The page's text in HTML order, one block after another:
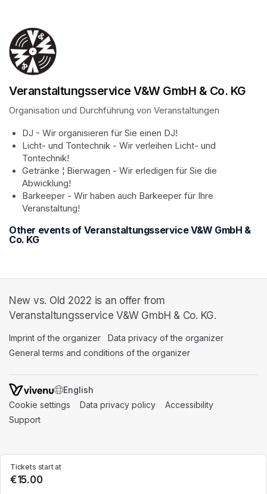
Tickets start at
€15.00
Veranstaltungsservice V&W GmbH & Co. KG
Organisation und Durchführung von Veranstaltungen
DJ - Wir organisieren für Sie einen DJ!
Licht- und Tontechnik - Wir verleihen Licht- und
Tontechnik!
Getränke ¦ Bierwagen - Wir erledigen für Sie die
Abwicklung!
Barkeeper - Wir haben auch Barkeeper für Ihre
Veranstaltung!
Other events of Veranstaltungsservice V&W GmbH &
Co. KG
New vs. Old 2022 is an offer from
Veranstaltungsservice V&W GmbH & Co. KG.
Imprint of the organizer (opens in a new tab)
Data privacy of the organizer
General terms and conditions of the organizer
SWITCH LANGUAGE
Cookie settings (opens in a new tab)
Data privacy policy (opens in a new tab)
Accessibility
Support